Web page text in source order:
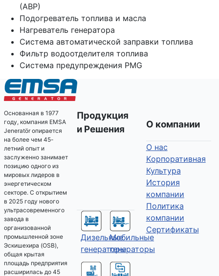
(АВР)
Подогреватель топлива и масла
Нагреватель генератора
Система автоматической заправки топлива
Фильтр водоотделителя топлива
Система предупреждения PMG
Основанная в 1977
году, компания EMSA
Jeneratör опирается
на более чем 45-
летний опыт и
заслуженно занимает
позицию одного из
мировых лидеров в
энергетическом
секторе. С открытием
в 2025 году нового
ультрасовременного
завода в
организованной
промышленной зоне
Эскишехира (OSB),
общая крытая
площадь предприятия
расширилась до 45
Продукция
и Решения
Дизельные
генераторы
Мобильные
генераторы
О компании
О нас
Kорпоративная
Культура
История
компании
Политика
компании
Сертификаты